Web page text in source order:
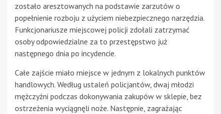
zostało aresztowanych na podstawie zarzutów o
popełnienie rozboju z użyciem niebezpiecznego narzędzia.
Funkcjonariusze miejscowej policji zdołali zatrzymać
osoby odpowiedzialne za to przestępstwo już
następnego dnia po incydencie.
Całe zajście miało miejsce w jednym z lokalnych punktów
handlowych. Według ustaleń policjantów, dwaj młodzi
mężczyźni podczas dokonywania zakupów w sklepie, bez
ostrzeżenia wyciągnęli noże. Następnie, zagrażając